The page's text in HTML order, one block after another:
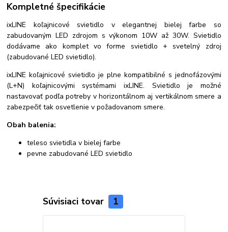
Kompletné špecifikácie
ixLINE koľajnicové svietidlo v elegantnej bielej farbe so
zabudovaným LED zdrojom s výkonom 10W až 30W. Svietidlo
dodávame ako komplet vo forme svietidlo + svetelný zdroj
(zabudované LED svietidlo).
ixLINE koľajnicové svietidlo je plne kompatibilné s jednofázovými
(L+N) koľajnicovými systémami ixLINE. Svietidlo je možné
nastavovať podľa potreby v horizontálnom aj vertikálnom smere a
zabezpečiť tak osvetlenie v požadovanom smere.
Obah balenia:
teleso svietidla v bielej farbe
pevne zabudované LED svietidlo
Súvisiaci tovar 1